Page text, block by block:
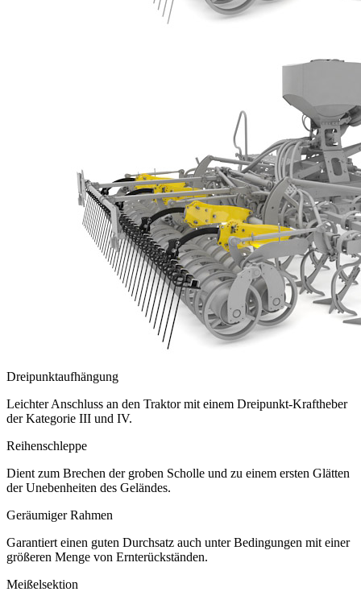
Dreipunktaufhängung
Leichter Anschluss an den Traktor mit einem Dreipunkt-Kraftheber
der Kategorie III und IV.
Reihenschleppe
Dient zum Brechen der groben Scholle und zu einem ersten Glätten
der Unebenheiten des Geländes.
Geräumiger Rahmen
Garantiert einen guten Durchsatz auch unter Bedingungen mit einer
größeren Menge von Ernterückständen.
Meißelsektion